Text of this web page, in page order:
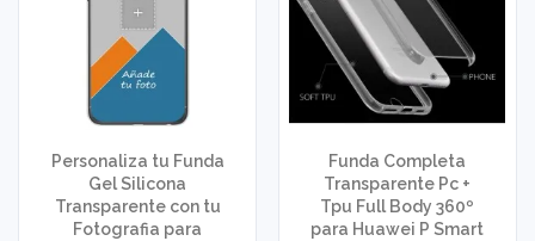
Personaliza tu Funda
Gel Silicona
Transparente con tu
Fotografia para
Funda Completa
Transparente Pc +
Tpu Full Body 360º
para Huawei P Smart